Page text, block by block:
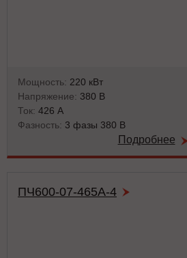
Мощность: 220 кВт
Напряжение: 380 В
Ток: 426 А
Фазность: 3 фазы 380 В
Подробнее
ПЧ600-07-465А-4